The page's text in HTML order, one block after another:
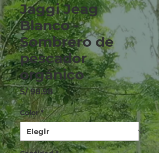
Jaggi Jeag
Blanco -
Sombrero de
pescador
orgánico
S/ 98.98Precio
Color *